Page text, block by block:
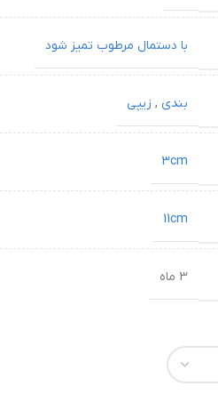
با دستمال مرطوب تمیز شود
بندی , زیپی
3cm
11cm
3 ماه